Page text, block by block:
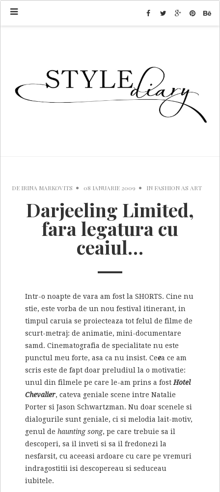
DE IRINA MARKOVITS 08 IANUARIE 2009 IN FASHION AS ART
Darjeeling Limited,
fara legatura cu
ceaiul…
Intr-o noapte de vara am fost la SHORTS. Cine nu
stie, este vorba de un nou festival itinerant, in
timpul caruia se proiecteaza tot felul de filme de
scurt-metraj: de animatie, mini-documentare
samd. Cinematografia de specialitate nu este
punctul meu forte, asa ca nu insist. Ceea ce am
scris este de fapt doar preludiul la o motivatie:
unul din filmele pe care le-am prins a fost Hotel
Chevalier, cateva geniale scene intre Natalie
Porter si Jason Schwartzman. Nu doar scenele si
dialogurile sunt geniale, ci si melodia lait-motiv,
genul de haunting song, pe care trebuie sa il
descoperi, sa il inveti si sa il fredonezi la
nesfarsit, cu aceeasi ardoare cu care pe vremuri
indragostitii isi descopereau si seduceau
iubitele.